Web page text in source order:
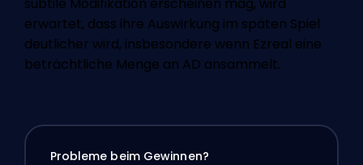
subtile Modifikation erscheinen mag, wird
erwartet, dass ihre Auswirkung im späten Spiel
deutlicher wird, insbesondere wenn Ezreal eine
beträchtliche Menge an AD ansammelt.
Probleme beim Gewinnen?